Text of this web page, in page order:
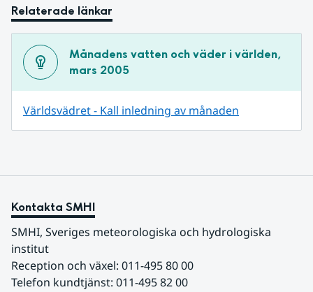
Relaterade länkar
Månadens vatten och väder i världen,
mars 2005
Världsvädret - Kall inledning av månaden
Kontakta SMHI
SMHI, Sveriges meteorologiska och hydrologiska
institut
Reception och växel: 011-495 80 00
Telefon kundtjänst: 011-495 82 00